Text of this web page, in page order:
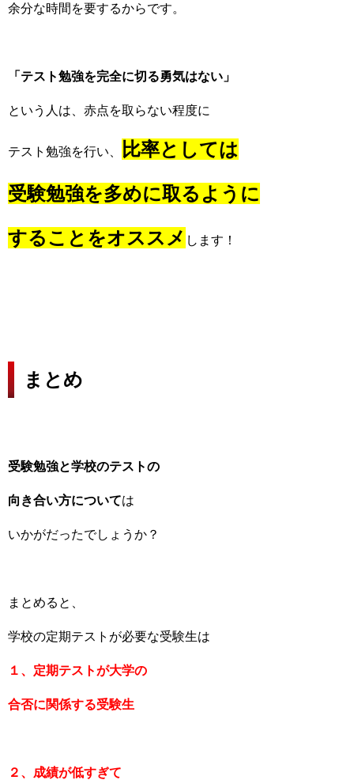
余分な時間を要するからです。
「テスト勉強を完全に切る勇気はない」
という人は、赤点を取らない程度に
テスト勉強を行い、 比率としては
受験勉強を多めに取るように
することをオススメ します！
まとめ
受験勉強と学校のテストの
向き合い方については
いかがだったでしょうか？
まとめると、
学校の定期テストが必要な受験生は
１、定期テストが大学の
合否に関係する受験生
２、成績が低すぎて